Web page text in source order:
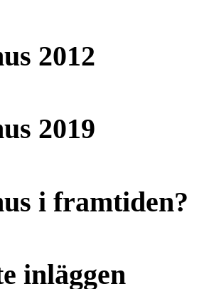
2012
2019
i framtiden?
inläggen